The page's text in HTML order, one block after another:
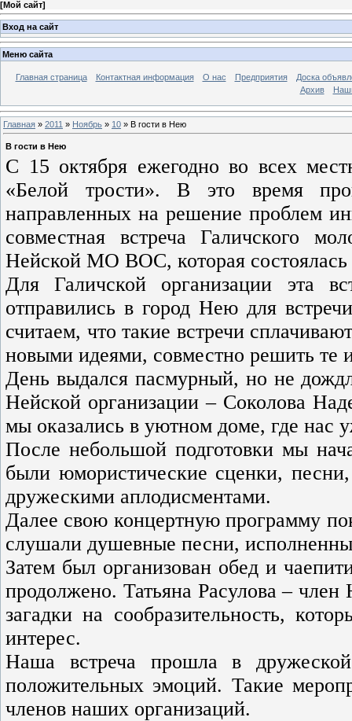
[Мой сайт]
Вход на сайт
Меню сайта
Главная страница Контактная информация О нас Предприятия
Доска
Архив
Главная » 2011 » Ноябрь » 10 » В гости в Нею
В гости в Нею
С 15 октября ежегодно во всех
«Белой трости». В это время
направленных на решение проблем
совместная встреча Галичского
Нейской МО ВОС, которая состоялась
Для Галичской организации эта
отправились в город Нею для
считаем, что такие встречи
новыми идеями, совместно решить те
День выдался пасмурный, но не
Нейской организации – Соколова
мы оказались в уютном доме, где нас
После небольшой подготовки мы
были юмористические сценки,
дружескими аплодисментами.
Далее свою концертную программу
слушали душевные песни,
Затем был организован обед и
продолжено. Татьяна Расулова –
загадки на сообразительность,
интерес.
Наша встреча прошла в
положительных эмоций. Такие
членов наших организаций.